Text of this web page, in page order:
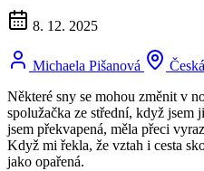
8. 12. 2025
Michaela Pišanová
Některé sny se mohou změnit v
spolužačka ze střední, když jsem
jsem překvapená, měla přeci
Když mi řekla, že vztah i cesta
jako opařená.